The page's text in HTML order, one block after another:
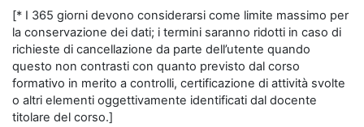
[* I 365 giorni devono considerarsi come limite massimo per
la conservazione dei dati; i termini saranno ridotti in caso di
richieste di cancellazione da parte dell’utente quando
questo non contrasti con quanto previsto dal corso
formativo in merito a controlli, certificazione di attività svolte
o altri elementi oggettivamente identificati dal docente
titolare del corso.]